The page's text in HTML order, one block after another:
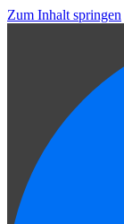
Zum Inhalt springen